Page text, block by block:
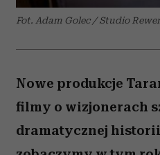
Fot. Adam Golec / Studio
Nowe produkcje
filmy o wizjonerach
dramatycznej historii